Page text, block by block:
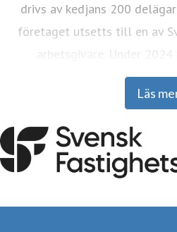
Läs
drivs av kedjans 200
företaget utsetts till en av
arbetsgivare. Under
Fastighetsförmedling drygt 22
år har vi fått folk att känna sig